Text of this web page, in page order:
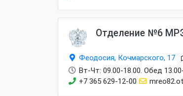
Отделение №6
Феодосия, Кочмарского, 17
Вт-Чт: 09.00-18.00. Обед
+7 365 629-12-00